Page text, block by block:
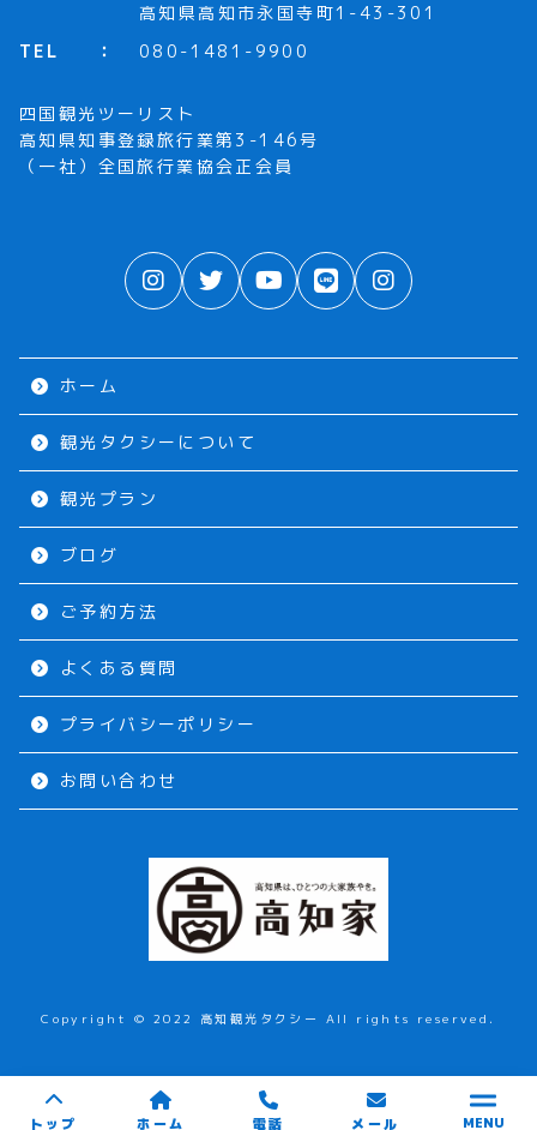
高知県高知市永国寺町1-43-301
TEL
080-1481-9900
四国観光ツーリスト
高知県知事登録旅行業第3-146号
（一社）全国旅行業協会正会員
ホーム
観光タクシーについて
観光プラン
ブログ
ご予約方法
よくある質問
プライバシーポリシー
お問い合わせ
Copyright © 2022 高知観光タクシー All rights reserved.
トップ ホーム 電話 メール